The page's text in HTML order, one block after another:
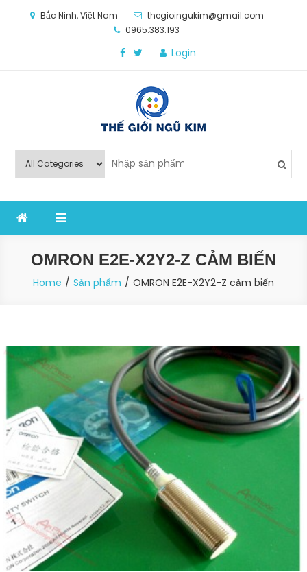
Bắc Ninh, Việt Nam
thegioingukim@gmail.com
0965.383.193
Login
Thế Giới Ngũ Kim
nghiệp sản xuất
OMRON E2E-X2Y2-Z CẢM BIẾN
Home Sản phẩm OMRON E2E-X2Y2-Z cảm biến